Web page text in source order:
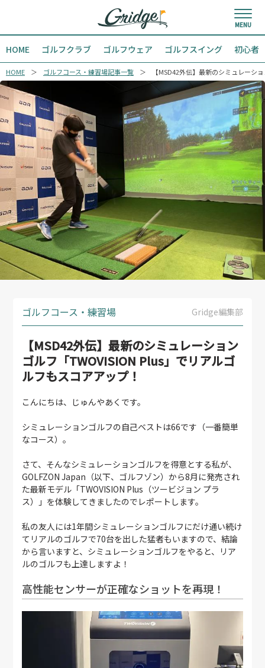
HOME ゴルフクラブ ゴルフウェア ゴルフスイング 初心者
HOME ゴルフコース・練習場記事一覧 【MSD42外伝】最新のシミュレーシ
ゴルフコース・練習場 Gridge編集部
【MSD42外伝】最新のシミュレーション
ゴルフ「TWOVISION Plus」でリアルゴ
ルフもスコアアップ！
こんにちは、じゅんやあくです。
シミュレーションゴルフの自己ベストは66です（一番簡単
なコース）。
さて、そんなシミュレーションゴルフを得意とする私が、
GOLFZON Japan（以下、ゴルフゾン）から8月に発売され
た最新モデル「TWOVISION Plus（ツービジョン プラ
ス）」を体験してきましたのでレポートします。
私の友人には1年間シミュレーションゴルフにだけ通い続け
てリアルのゴルフで70台を出した猛者もいますので、結論
から言いますと、シミュレーションゴルフをやると、リア
ルのゴルフも上達しますよ！
高性能センサーが正確なショットを再現！